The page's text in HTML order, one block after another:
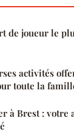
de joueur le
activités
toute la
à Brest : votre